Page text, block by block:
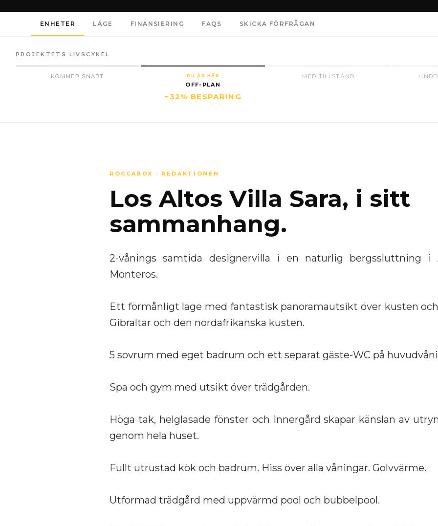
ENHETER LÄGE FINANSIERING FAQS SKICKA FÖRFRÅGAN
PROJEKTETS LIVSCYKEL
KOMMER SNART DU ÄR HÄR
OFF-PLAN
~32% BESPARING
MED TILLSTÅND
ROCCABOX · REDAKTIONEN
Los Altos Villa Sara, i sitt
sammanhang.
2-vånings samtida designervilla i en naturlig bergssluttning i
Monteros.
Ett förmånligt läge med fantastisk panoramautsikt över kusten
Gibraltar och den nordafrikanska kusten.
5 sovrum med eget badrum och ett separat gäste-WC på
Spa och gym med utsikt över trädgården.
Höga tak, helglasade fönster och innergård skapar känslan av
genom hela huset.
Fullt utrustad kök och badrum. Hiss över alla våningar. Golvvärme.
Utformad trädgård med uppvärmd pool och bubbelpool.